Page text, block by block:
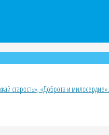
старость», «Доброта и милосердие».